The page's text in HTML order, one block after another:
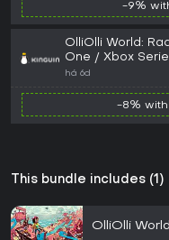
-9%
OlliOlli World:
One / Xbox
há 6d
-8% with
This bundle includes (1)
OlliOlli World